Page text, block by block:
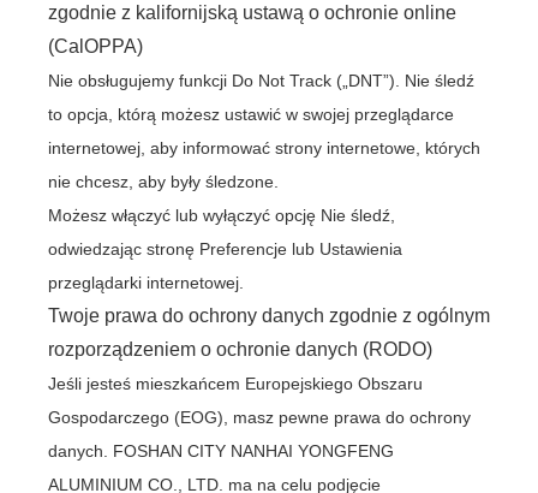
zgodnie z kalifornijską ustawą o ochronie online
(CalOPPA)
Nie obsługujemy funkcji Do Not Track („DNT”). Nie śledź
to opcja, którą możesz ustawić w swojej przeglądarce
internetowej, aby informować strony internetowe, których
nie chcesz, aby były śledzone.
Możesz włączyć lub wyłączyć opcję Nie śledź,
odwiedzając stronę Preferencje lub Ustawienia
przeglądarki internetowej.
Twoje prawa do ochrony danych zgodnie z ogólnym
rozporządzeniem o ochronie danych (RODO)
Jeśli jesteś mieszkańcem Europejskiego Obszaru
Gospodarczego (EOG), masz pewne prawa do ochrony
danych. FOSHAN CITY NANHAI YONGFENG
ALUMINIUM CO., LTD. ma na celu podjęcie